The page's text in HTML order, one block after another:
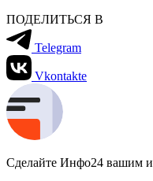
ПОДЕЛИТЬСЯ В
Telegram
Vkontakte
Сделайте Инфо24 вашим